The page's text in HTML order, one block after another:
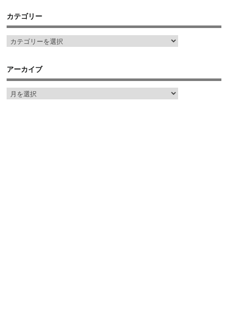
カテゴリー
アーカイブ